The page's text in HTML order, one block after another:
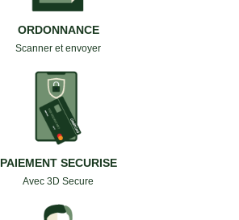
ORDONNANCE
Scanner et envoyer
PAIEMENT SECURISE
Avec 3D Secure